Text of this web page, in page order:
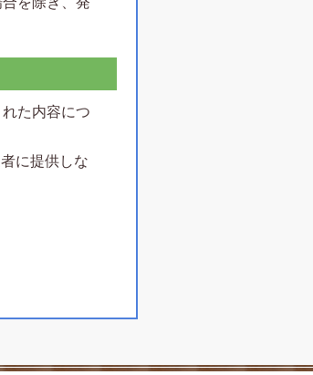
た内容につ
に提供しな